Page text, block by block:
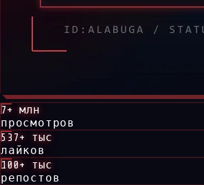
7+ млн
просмотров
537+ тыс
лайков
100+ тыс
репостов